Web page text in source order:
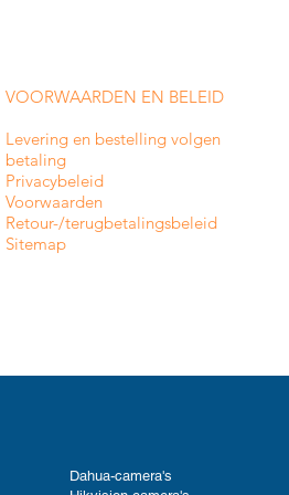
VOORWAARDEN EN BELEID
Levering en bestelling volgen
betaling
Privacybeleid
Voorwaarden
Retour-/terugbetalingsbeleid
Sitemap
Dahua-camera's